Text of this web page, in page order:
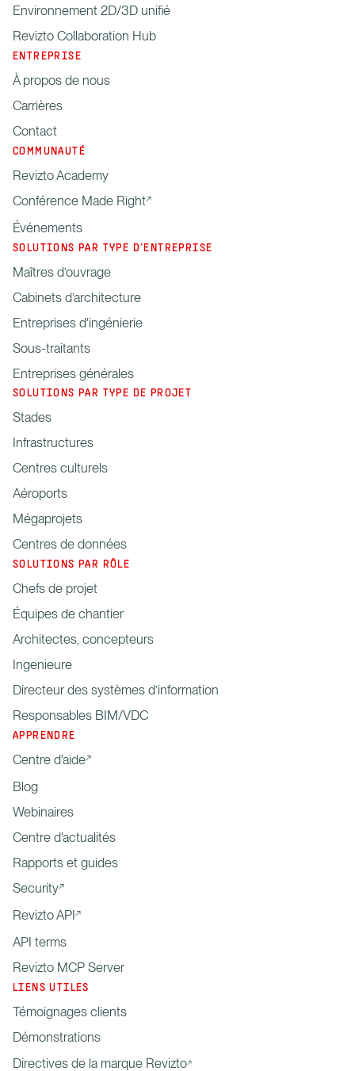
Environnement 2D/3D unifié
Revizto Collaboration Hub
ENTREPRISE
À propos de nous
Carrières
Contact
COMMUNAUTÉ
Revizto Academy
Conférence Made Right
Événements
SOLUTIONS PAR TYPE D’ENTREPRISE
Maîtres d’ouvrage
Cabinets d’architecture
Entreprises d'ingénierie
Sous-traitants
Entreprises générales
SOLUTIONS PAR TYPE DE PROJET
Stades
Infrastructures
Centres culturels
Aéroports
Mégaprojets
Centres de données
SOLUTIONS PAR RÔLE
Chefs de projet
Équipes de chantier
Architectes, concepteurs
Ingenieure
Directeur des systèmes d’information
Responsables BIM/VDC
APPRENDRE
Centre d'aide
Blog
Webinaires
Centre d'actualités
Rapports et guides
Security
Revizto API
API terms
Revizto MCP Server
LIENS UTILES
Témoignages clients
Démonstrations
Directives de la marque Revizto